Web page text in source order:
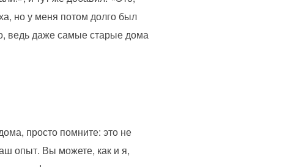
но у меня потом долго был
ведь даже самые старые дома
просто помните: это не
опыт. Вы можете, как и я,